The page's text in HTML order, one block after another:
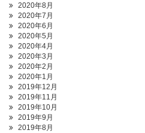
2020年8月
2020年7月
2020年6月
2020年5月
2020年4月
2020年3月
2020年2月
2020年1月
2019年12月
2019年11月
2019年10月
2019年9月
2019年8月